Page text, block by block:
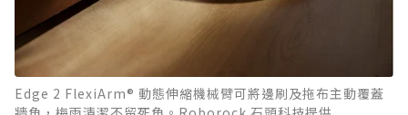
Edge 2 FlexiArm® 動態伸縮機械臂可將邊刷及拖布主動覆蓋